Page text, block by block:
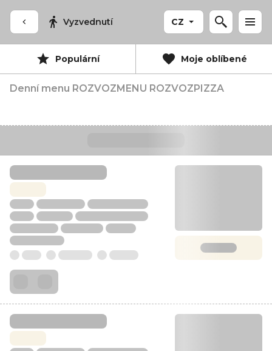
Vyzvednutí CZ
Populární Moje oblíbené
Denní menu ROZVOZMENU ROZVOZPIZZA